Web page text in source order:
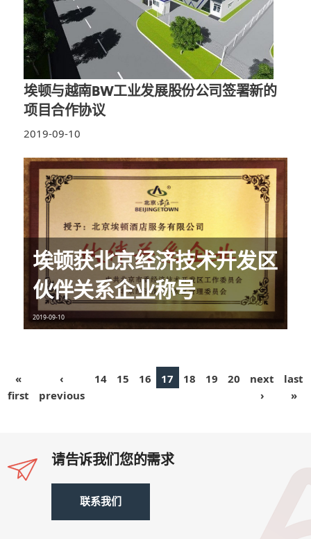
埃顿与越南BW工业发展股份公司签署新的
项目合作协议
2019-09-10
埃顿获北京经济技术开发区
伙伴关系企业称号
2019-09-10
«
first
‹
previous
14 15 16 17 18 19 20
next
›
last
»
请告诉我们您的需求
联系我们